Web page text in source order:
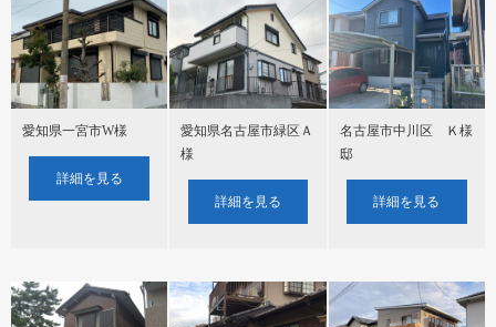
愛知県一宮市W様
詳細を見る
愛知県名古屋市緑区Ａ
様
詳細を見る
名古屋市中川区 Ｋ様
邸
詳細を見る